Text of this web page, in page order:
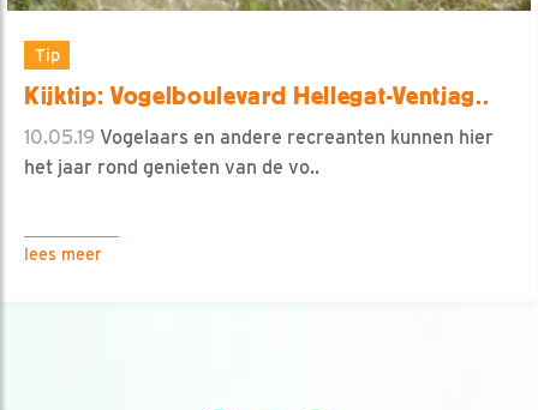
Tip
Kijktip: Vogelboulevard Hellegat-Ventjag..
10.05.19 Vogelaars en andere recreanten kunnen hier
het jaar rond genieten van de vo..
lees meer